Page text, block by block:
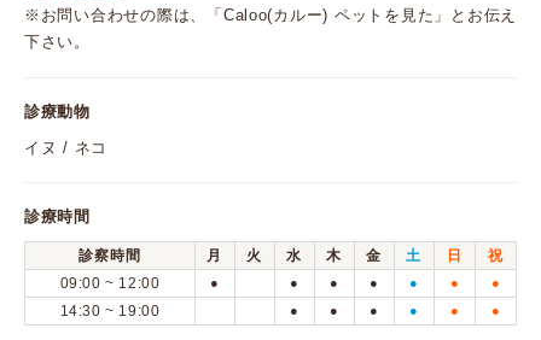
※お問い合わせの際は、「Caloo(カルー) ペットを見た」とお伝え
下さい。
診療動物
イヌ / ネコ
診療時間
診察時間 月 火 水 木 金 土 日
祝
09:00 ~ 12:00
● ● ● ● ● ● ●
14:30 ~ 19:00 ● ● ● ● ● ●